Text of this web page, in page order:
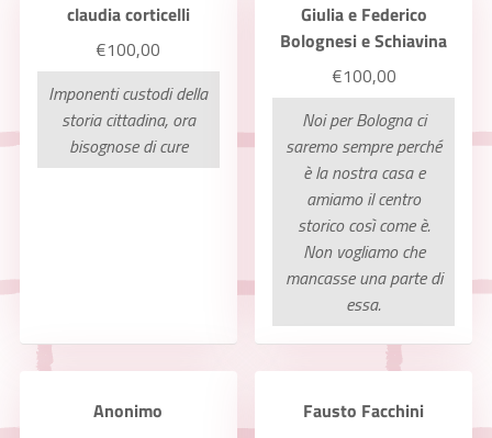
claudia corticelli
€100,00
Imponenti custodi della
storia cittadina, ora
bisognose di cure
Giulia e Federico
Bolognesi e Schiavina
€100,00
Noi per Bologna ci
saremo sempre perché
è la nostra casa e
amiamo il centro
storico così come è.
Non vogliamo che
mancasse una parte di
essa.
Anonimo Fausto Facchini